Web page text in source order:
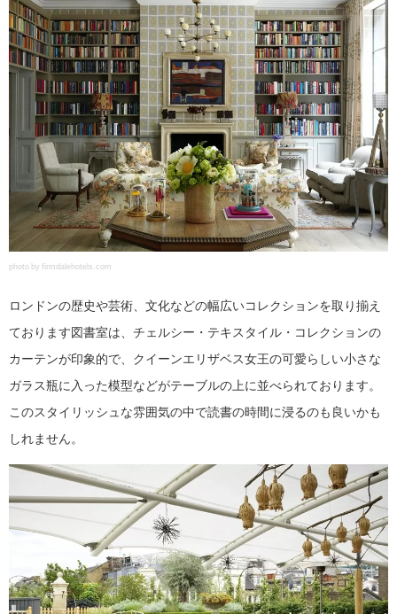
photo by firmdalehotels.com
ロンドンの歴史や芸術、文化などの幅広いコレクションを取り揃え
ております図書室は、チェルシー・テキスタイル・コレクションの
カーテンが印象的で、クイーンエリザベス女王の可愛らしい小さな
ガラス瓶に入った模型などがテーブルの上に並べられております。
このスタイリッシュな雰囲気の中で読書の時間に浸るのも良いかも
しれません。